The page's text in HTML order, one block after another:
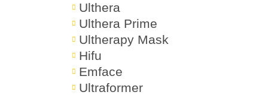
Ulthera
Ulthera Prime
Ultherapy Mask
Hifu
Emface
Ultraformer
Thermage สามารถทำตำแหน่งไหน
เครื่อง Thermage มีกี่รุ่นต่างกันยังไง